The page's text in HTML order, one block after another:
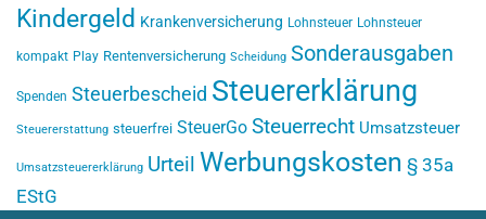
Kindergeld Krankenversicherung Lohnsteuer Lohnsteuer
kompakt Play Rentenversicherung Scheidung Sonderausgaben
Spenden Steuerbescheid Steuererklärung
Steuererstattung steuerfrei SteuerGo Steuerrecht Umsatzsteuer
Umsatzsteuererklärung Urteil Werbungskosten § 35a
EStG